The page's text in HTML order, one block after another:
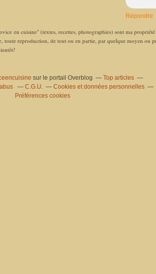
Répondre
en cuisine" (textes, recettes, photographies) sont ma
toute reproduction, de tout ou en partie, par quelque moyen ou
sur le portail Overblog
Top articles
C.G.U.
Cookies et données personnelles
Préférences cookies